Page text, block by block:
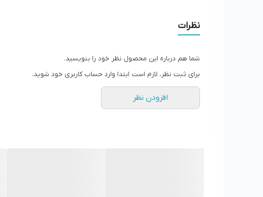
نظرات
شما هم درباره این محصول نظر خود را بنویسید.
برای ثبت نظر، لازم است ابتدا وارد حساب کاربری خود شوید.
افزودن نظر